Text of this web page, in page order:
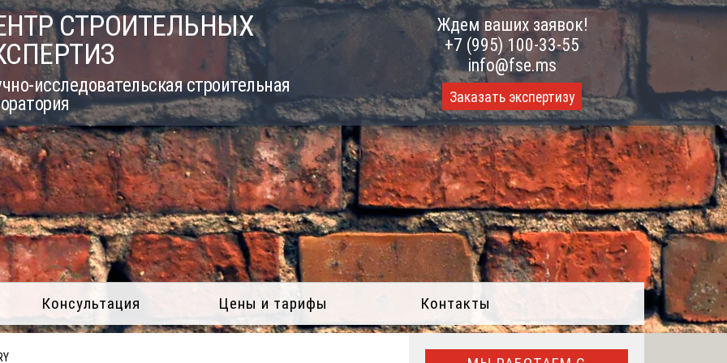
СТРОИТЕЛЬНЫХ
исследовательская строительная
Ждем ваших заявок!
+7 (995) 100-33-55
info@fse.ms
Заказать экспертизу
Консультация Цены и тарифы Контакты